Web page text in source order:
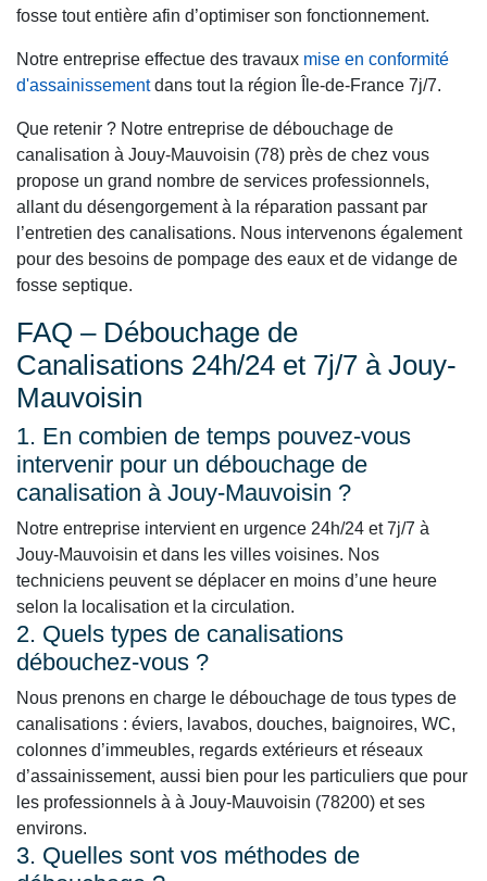
fosse tout entière afin d’optimiser son fonctionnement.
Notre entreprise effectue des travaux mise en conformité
d'assainissementdans tout la région Île-de-France 7j/7.
Que retenir ? Notre entreprise de débouchage de
canalisation à Jouy-Mauvoisin (78) près de chez vous
propose un grand nombre de services professionnels,
allant du désengorgement à la réparation passant par
l’entretien des canalisations. Nous intervenons également
pour des besoins de pompage des eaux et de vidange de
fosse septique.
FAQ – Débouchage de
Canalisations 24h/24 et 7j/7 à Jouy-
Mauvoisin
1. En combien de temps pouvez-vous
intervenir pour un débouchage de
canalisation à Jouy-Mauvoisin ?
Notre entreprise intervient en urgence 24h/24 et 7j/7 à
Jouy-Mauvoisin et dans les villes voisines. Nos
techniciens peuvent se déplacer en moins d’une heure
selon la localisation et la circulation.
2. Quels types de canalisations
débouchez-vous ?
Nous prenons en charge le débouchage de tous types de
canalisations : éviers, lavabos, douches, baignoires, WC,
colonnes d’immeubles, regards extérieurs et réseaux
d’assainissement, aussi bien pour les particuliers que pour
les professionnels à à Jouy-Mauvoisin (78200) et ses
environs.
3. Quelles sont vos méthodes de